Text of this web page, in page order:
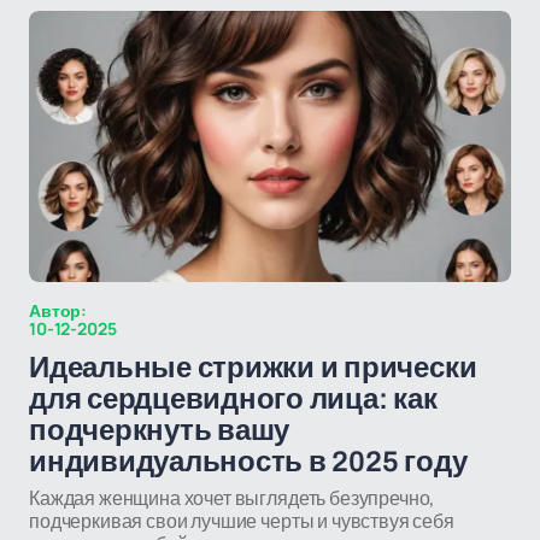
Автор:
10-12-2025
Идеальные стрижки и прически
для сердцевидного лица: как
подчеркнуть вашу
индивидуальность в 2025 году
Каждая женщина хочет выглядеть безупречно,
подчеркивая свои лучшие черты и чувствуя себя